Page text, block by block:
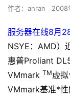
作者： anran 2008
服务器在线8月
NSYE：AMD）
惠普Proliant
VMmark TM虚
VMmark基准*性